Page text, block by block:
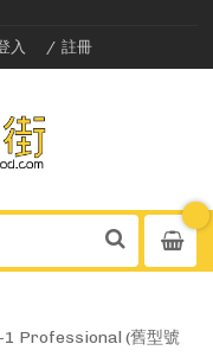
入 註冊
1 Professional (舊型號